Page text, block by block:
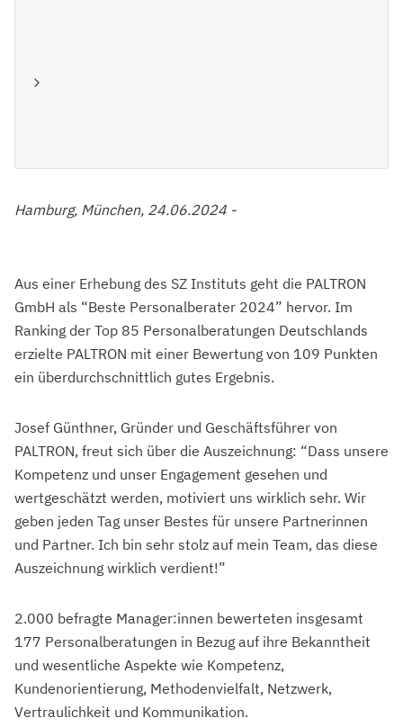
Hamburg, München, 24.06.2024 -
Aus einer Erhebung des SZ Instituts geht die PALTRON
GmbH als “Beste Personalberater 2024” hervor. Im
Ranking der Top 85 Personalberatungen Deutschlands
erzielte PALTRON mit einer Bewertung von 109 Punkten
ein überdurchschnittlich gutes Ergebnis.
Josef Günthner, Gründer und Geschäftsführer von
PALTRON, freut sich über die Auszeichnung: “Dass unsere
Kompetenz und unser Engagement gesehen und
wertgeschätzt werden, motiviert uns wirklich sehr. Wir
geben jeden Tag unser Bestes für unsere Partnerinnen
und Partner. Ich bin sehr stolz auf mein Team, das diese
Auszeichnung wirklich verdient!”
2.000 befragte Manager:innen bewerteten insgesamt
177 Personalberatungen in Bezug auf ihre Bekanntheit
und wesentliche Aspekte wie Kompetenz,
Kundenorientierung, Methodenvielfalt, Netzwerk,
Vertraulichkeit und Kommunikation.